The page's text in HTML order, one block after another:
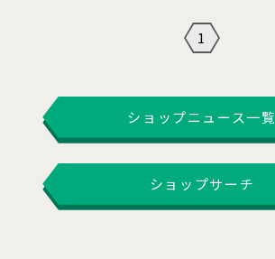
1
ショップニュース一覧
ショップサーチ